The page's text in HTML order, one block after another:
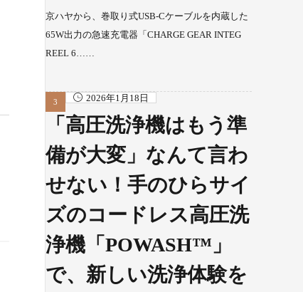
京ハヤから、巻取り式USB-Cケーブルを内蔵した
65W出力の急速充電器「CHARGE GEAR INTEG
REEL 6……
2026年1月18日
「高圧洗浄機はもう準
備が大変」なんて言わ
せない！手のひらサイ
ズのコードレス高圧洗
浄機「POWASH™」
で、新しい洗浄体験を